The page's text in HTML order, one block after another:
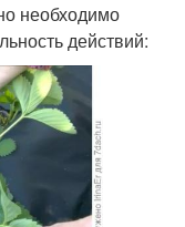
необходимо
действий: